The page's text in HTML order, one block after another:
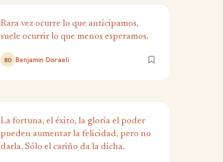
Rara vez ocurre lo que anticipamos,
suele ocurrir lo que menos esperamos.
BD Benjamin Disraeli
La fortuna, el éxito, la gloria el poder
pueden aumentar la felicidad, pero no
darla. Sólo el cariño da la dicha.